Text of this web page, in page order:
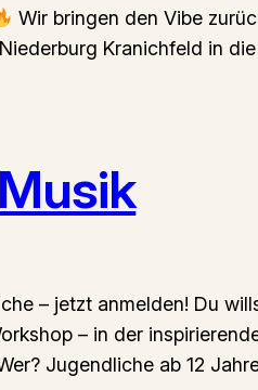
Wir bringen den Vibe
Kranichfeld in
– jetzt anmelden! Du
– in der
Jugendliche ab 12